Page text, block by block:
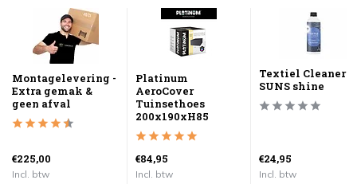
Montagelevering -
Extra gemak &
geen afval
€225,00
Incl. btw
Platinum
AeroCover
Tuinsethoes
200x190xH85
€84,95
Incl. btw
Textiel Cleaner
SUNS shine
€24,95
Incl. btw